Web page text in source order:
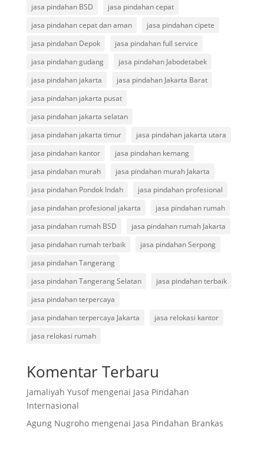
jasa pindahan BSD
jasa pindahan cepat
jasa pindahan cepat dan aman
jasa pindahan cipete
jasa pindahan Depok
jasa pindahan full service
jasa pindahan gudang
jasa pindahan Jabodetabek
jasa pindahan jakarta
jasa pindahan Jakarta Barat
jasa pindahan jakarta pusat
jasa pindahan jakarta selatan
jasa pindahan jakarta timur
jasa pindahan jakarta utara
jasa pindahan kantor
jasa pindahan kemang
jasa pindahan murah
jasa pindahan murah Jakarta
jasa pindahan Pondok Indah
jasa pindahan profesional
jasa pindahan profesional jakarta
jasa pindahan rumah
jasa pindahan rumah BSD
jasa pindahan rumah Jakarta
jasa pindahan rumah terbaik
jasa pindahan Serpong
jasa pindahan Tangerang
jasa pindahan Tangerang Selatan
jasa pindahan terbaik
jasa pindahan terpercaya
jasa pindahan terpercaya Jakarta
jasa relokasi kantor
jasa relokasi rumah
Komentar Terbaru
Jamaliyah Yusofmengenai Jasa Pindahan
Internasional
Agung Nugrohomengenai Jasa Pindahan Brankas